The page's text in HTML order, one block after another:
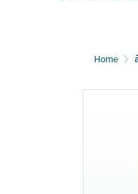
Home